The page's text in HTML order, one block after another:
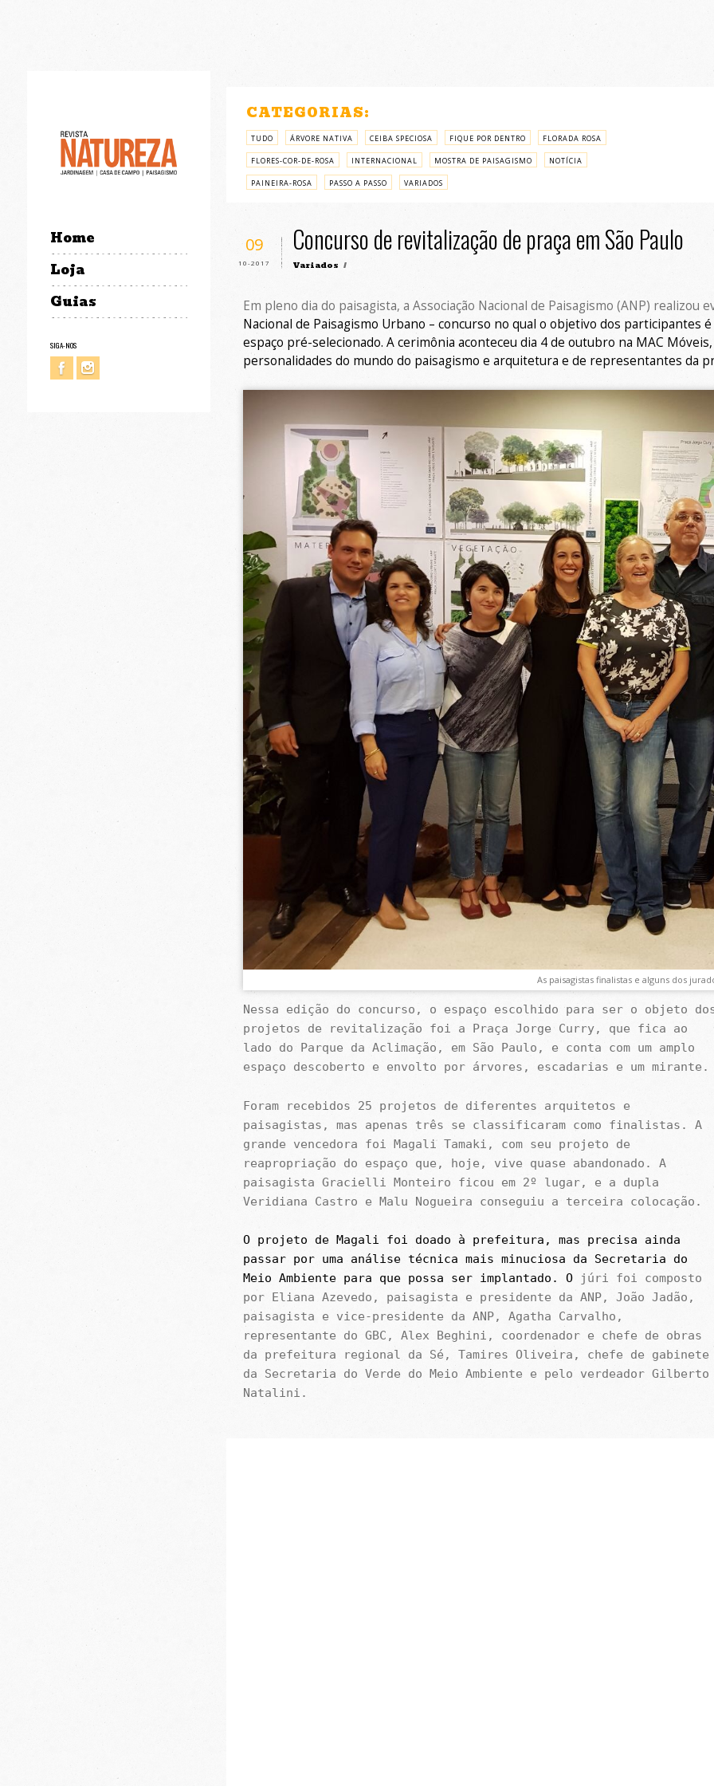
Home
Loja
Guias
SIGA-NOS
CATEGORIAS:
TUDO ÁRVORE NATIVA CEIBA SPECIOSA FIQUE POR DENTRO FLORADA ROSA
FLORES-COR-DE-ROSA INTERNACIONAL MOSTRA DE PAISAGISMO NOTÍCIA
PAINEIRA-ROSA PASSO A PASSO VARIADOS
09
10-2017
Concurso de revitalização de praça em São Paulo
Variados /
Em pleno dia do paisagista, a Associação Nacional de Paisagismo (ANP) realizou
Nacional de Paisagismo Urbano – concurso no qual o objetivo dos participantes
espaço pré-selecionado. A cerimônia aconteceu dia 4 de outubro na MAC
personalidades do mundo do paisagismo e arquitetura e de representantes da
As paisagistas finalistas e alguns dos
Nessa edição do concurso, o espaço escolhido para ser o objeto
projetos de revitalização foi a Praça Jorge Curry, que fica ao
lado do Parque da Aclimação, em São Paulo, e conta com um amplo
espaço descoberto e envolto por árvores, escadarias e um mirante.
Foram recebidos 25 projetos de diferentes arquitetos e
paisagistas, mas apenas três se classificaram como finalistas. A
grande vencedora foi Magali Tamaki, com seu projeto de
reapropriação do espaço que, hoje, vive quase abandonado. A
paisagista Gracielli Monteiro ficou em 2º lugar, e a dupla
Veridiana Castro e Malu Nogueira conseguiu a terceira colocação.
O projeto de Magali foi doado à prefeitura, mas precisa ainda
passar por uma análise técnica mais minuciosa da Secretaria do
Meio Ambiente para que possa ser implantado . Ojúri foi composto
por Eliana Azevedo, paisagista e presidente da ANP, João Jadão,
paisagista e vice-presidente da ANP, Agatha Carvalho,
representante do GBC, Alex Beghini, coordenador e chefe de obras
da prefeitura regional da Sé, Tamires Oliveira, chefe de gabinete
da Secretaria do Verde do Meio Ambiente e pelo verdeador Gilberto
Natalini.